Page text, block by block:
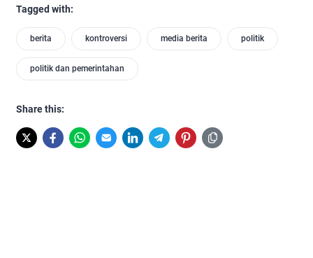
Tagged with:
berita kontroversi media berita politik
politik dan pemerintahan
Share this: